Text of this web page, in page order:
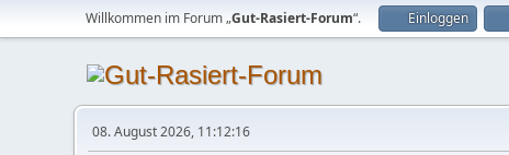
Willkommen im Forum „Gut-Rasiert-Forum“. Einloggen
08. August 2026, 11:12:16